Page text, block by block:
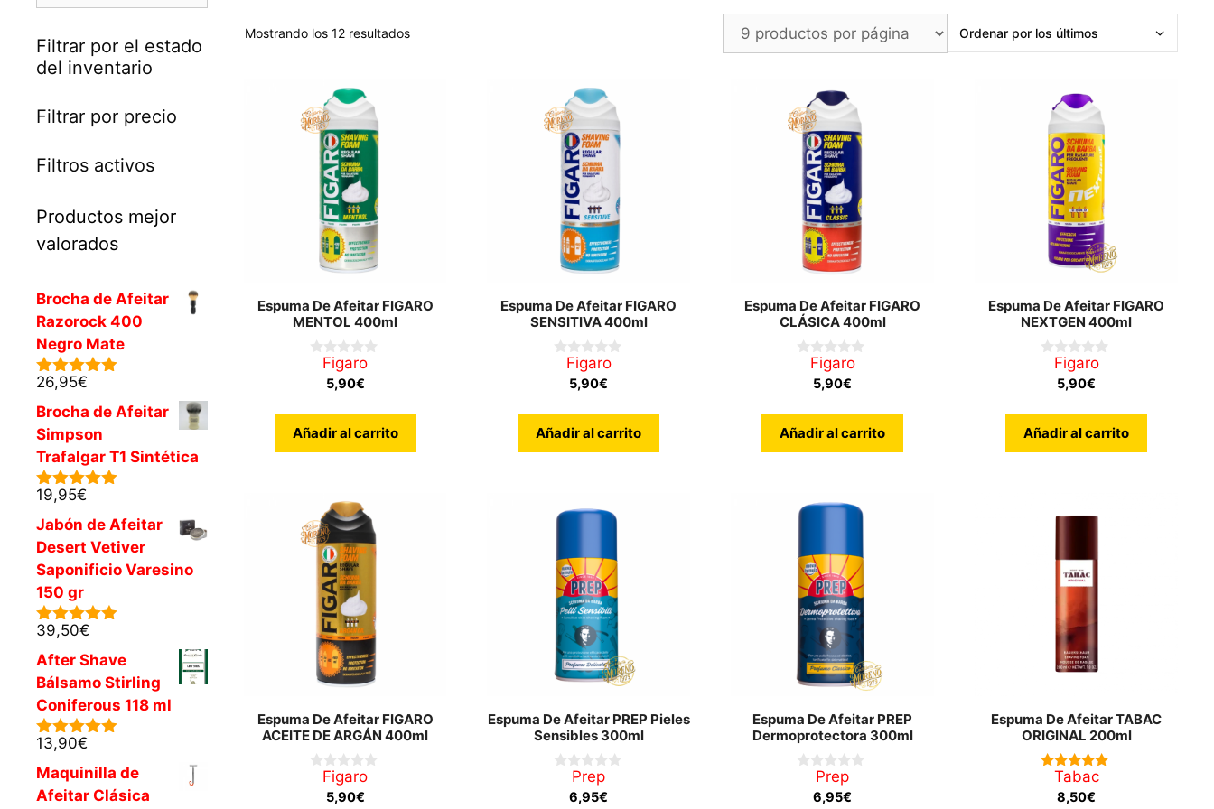
Mostrando los 12 resultadosOrdenado
Espuma De Afeitar FIGARO
MENTOL 400ml
Figaro
5,90€
Añadir al carrito
Espuma De Afeitar FIGARO
SENSITIVA 400ml
Figaro
5,90€
Añadir al carrito
Espuma De Afeitar FIGARO
CLÁSICA 400ml
Figaro
5,90€
Añadir al carrito
Espuma De Afeitar FIGARO
NEXTGEN 400ml
Figaro
5,90€
Añadir al carrito
Espuma De Afeitar FIGARO
ACEITE DE ARGÁN 400ml
Figaro
5,90€
Espuma De Afeitar PREP Pieles
Sensibles 300ml
Prep
6,95€
Espuma De Afeitar PREP
Dermoprotectora 300ml
Prep
6,95€
Espuma De Afeitar TABAC
ORIGINAL 200ml
5.00
de 5
Tabac
8,50€
Filtrar por el estado
del inventario
Filtrar por precio
Filtros activos
Productos mejor
valorados
Brocha de Afeitar
Razorock 400
Negro Mate
5.00de 5
26,95€
Brocha de Afeitar
Simpson
Trafalgar T1 Sintética
5.00de 5
19,95€
Jabón de Afeitar
Desert Vetiver
Saponificio Varesino
150 gr
5.00de 5
39,50€
After Shave
Bálsamo Stirling
Coniferous 118 ml
5.00de 5
13,90€
Maquinilla de
Afeitar Clásica